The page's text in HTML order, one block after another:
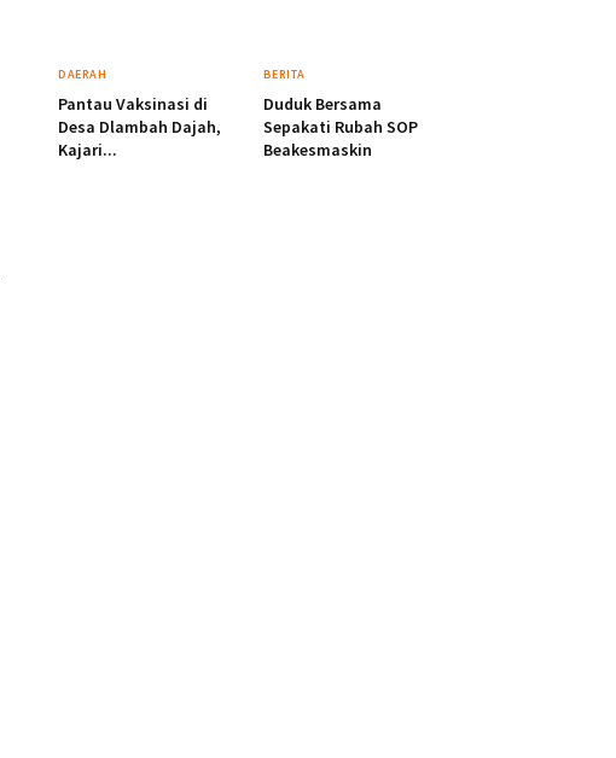
DAERAH
Pantau Vaksinasi di
Desa Dlambah Dajah,
Kajari...
BERITA
Duduk Bersama
Sepakati Rubah SOP
Beakesmaskin